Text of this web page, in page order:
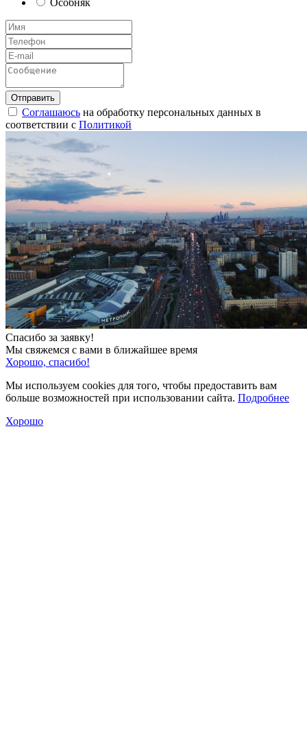
Особняк
Соглашаюсь на обработку персональных данных в
соответствии с Политикой
Спасибо за заявку!
Мы свяжемся с вами в ближайшее время
Хорошо, спасибо!
Мы используем cookies для того, чтобы предоставить вам
больше возможностей при использовании сайта. Подробнее
Хорошо